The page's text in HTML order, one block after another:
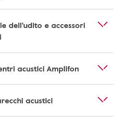
dell'udito e accessori
acustici Amplifon
acustici